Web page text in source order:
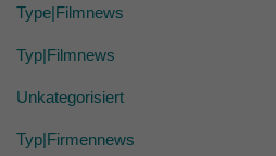
Type|Filmnews
Typ|Filmnews
Unkategorisiert
Typ|Firmennews